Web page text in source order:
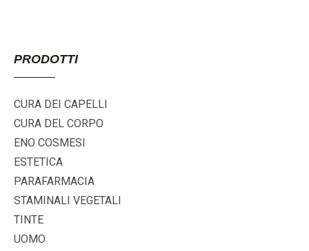
PRODOTTI
CURA DEI CAPELLI
CURA DEL CORPO
ENO COSMESI
ESTETICA
PARAFARMACIA
STAMINALI VEGETALI
TINTE
UOMO